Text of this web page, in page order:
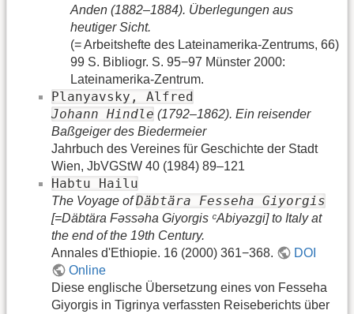
Anden (1882–1884). Überlegungen aus
heutiger Sicht.
(= Arbeitshefte des Lateinamerika-Zentrums, 66)
99 S. Bibliogr. S. 95−97 Münster 2000:
Lateinamerika-Zentrum.
Planyavsky, Alfred
Johann Hindle (1792–1862). Ein reisender
Baßgeiger des Biedermeier
Jahrbuch des Vereines für Geschichte der Stadt
Wien, JbVGStW 40 (1984) 89–121
Habtu Hailu
The Voyage ofDäbtära Fesseha Giyorgis
[=Däbtära Fǝssǝha Giyorgis ᶜAbiyǝzgi] to Italy at
the end of the 19th Century.
Annales d'Ethiopie. 16 (2000) 361−368.
DOI
Online
Diese englische Übersetzung eines von Fesseha
Giyorgis in Tigrinya verfassten Reiseberichts über